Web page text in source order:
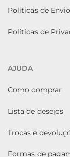
Políticas de Envio
Políticas de
AJUDA
Como comprar
Lista de desejos
Trocas e
Formas de